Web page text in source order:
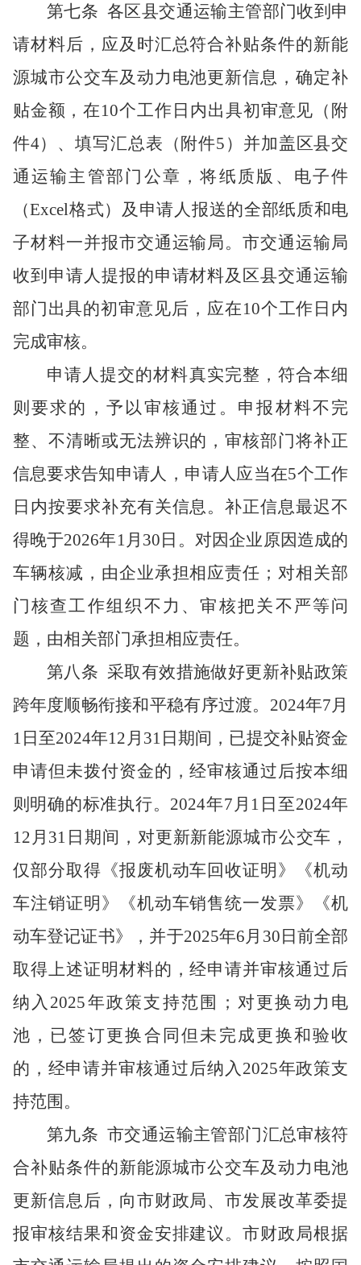
第七条 各区县交通运输主管部门收到申
请材料后，应及时汇总符合补贴条件的新能
源城市公交车及动力电池更新信息，确定补
贴金额，在10个工作日内出具初审意见（附
件4）、填写汇总表（附件5）并加盖区县交
通运输主管部门公章，将纸质版、电子件
（Excel格式）及申请人报送的全部纸质和电
子材料一并报市交通运输局。市交通运输局
收到申请人提报的申请材料及区县交通运输
部门出具的初审意见后，应在10个工作日内
完成审核。
申请人提交的材料真实完整，符合本细
则要求的，予以审核通过。申报材料不完
整、不清晰或无法辨识的，审核部门将补正
信息要求告知申请人，申请人应当在5个工作
日内按要求补充有关信息。补正信息最迟不
得晚于2026年1月30日。对因企业原因造成的
车辆核减，由企业承担相应责任；对相关部
门核查工作组织不力、审核把关不严等问
题，由相关部门承担相应责任。
第八条 采取有效措施做好更新补贴政策
跨年度顺畅衔接和平稳有序过渡。 2024年7月
1日至2024年12月31日期间，已提交补贴资金
申请但未拨付资金的，经审核通过后按本细
则明确的标准执行。2024年7月1日至2024年
12月31日期间，对更新新能源城市公交车，
仅部分取得《报废机动车回收证明》《机动
车注销证明》《机动车销售统一发票》《机
动车登记证书》，并于2025年6月30日前全部
取得上述证明材料的，经申请并审核通过后
纳入2025年政策支持范围；对更换动力电
池，已签订更换合同但未完成更换和验收
的，经申请并审核通过后纳入2025年政策支
持范围。
第九条 市交通运输主管部门汇总审核符
合补贴条件的新能源城市公交车及动力电池
更新信息后，向市财政局、市发展改革委提
报审核结果和资金安排建议。市财政局根据